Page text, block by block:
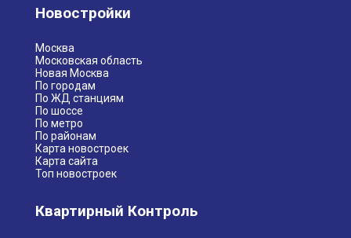
Новостройки
Москва
Московская область
Новая Москва
По городам
По ЖД станциям
По шоссе
По метро
По районам
Карта новостроек
Карта сайта
Топ новостроек
Квартирный Контроль